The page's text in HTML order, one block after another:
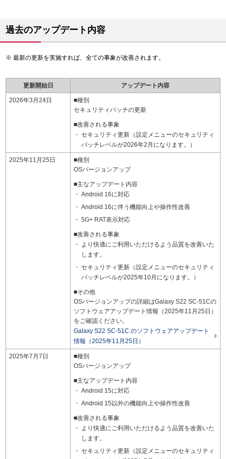
過去のアップデート内容
最新の更新を実施すれば、全ての事象が改善されます。
更新開始日 アップデート内容
2026年3月24日
■種別
セキュリティパッチの更新
■改善される事象
セキュリティ更新（設定メニューのセキュリティ
パッチレベルが2026年2月になります。）
2025年11月25日
■種別
OSバージョンアップ
■主なアップデート内容
Android 16に対応
Android 16に伴う機能向上や操作性改善
5G+ RAT表示対応
■改善される事象
より快適にご利用いただけるよう品質を改善いた
します。
セキュリティ更新（設定メニューのセキュリティ
パッチレベルが2025年10月になります。）
■その他
OSバージョンアップの詳細はGalaxy S22 SC-51Cの
ソフトウェアアップデート情報（2025年11月25日）
をご確認ください。
Galaxy S22 SC-51C のソフトウェアアップデート
情報（2025年11月25日）

2025年7月7日
■種別
OSバージョンアップ
■主なアップデート内容
Android 15に対応
Android 15以外の機能向上や操作性改善
■改善される事象
より快適にご利用いただけるよう品質を改善いた
します。
セキュリティ更新（設定メニューのセキュリティ